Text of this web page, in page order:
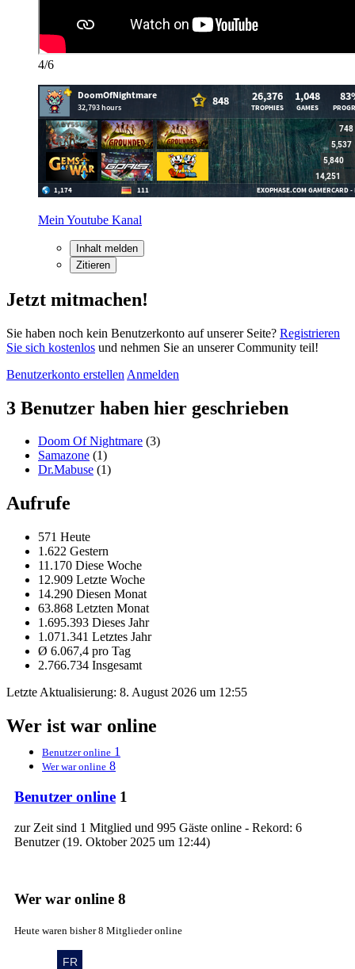
4/6
Mein Youtube Kanal
Inhalt melden
Zitieren
Jetzt mitmachen!
Sie haben noch kein Benutzerkonto auf unserer Seite? Registrieren
Sie sich kostenlos und nehmen Sie an unserer Community teil!
Benutzerkonto erstellen Anmelden
3 Benutzer haben hier geschrieben
Doom Of Nightmare (3)
Samazone (1)
Dr.Mabuse (1)
Aufrufe
571 Heute
1.622 Gestern
11.170 Diese Woche
12.909 Letzte Woche
14.290 Diesen Monat
63.868 Letzten Monat
1.695.393 Dieses Jahr
1.071.341 Letztes Jahr
Ø 6.067,4 pro Tag
2.766.734 Insgesamt
Letzte Aktualisierung: 8. August 2026 um 12:55
Wer ist war online
Benutzer online 1
Wer war online 8
Benutzer online 1
zur Zeit sind 1 Mitglied und 995 Gäste online - Rekord: 6
Benutzer (19. Oktober 2025 um 12:44)
Wer war online 8
Heute waren bisher 8 Mitglieder online